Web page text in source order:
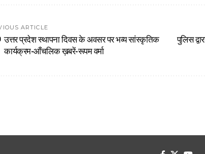
ARTICLE
उत्तर प्रदेश स्थापना दिवस के अवसर पर भव्य सांस्कृतिक
कार्यक्रम-आँचलिक ख़बरें-रूपम वर्मा
पुलिस